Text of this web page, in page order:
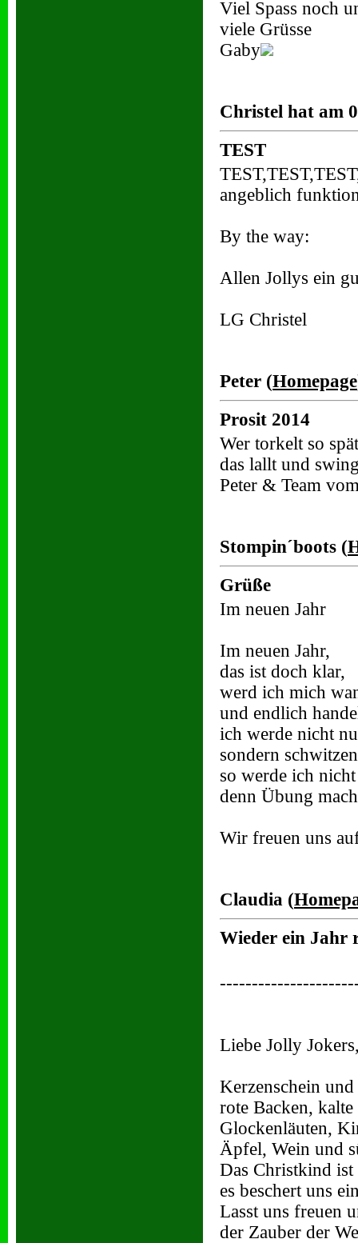
Viel Spass noch
viele Grüsse
Gaby
Christel hat am
TEST
angeblich
By the way:
Allen Jollys ein
LG Christel
Peter (Homepage
Prosit 2014
Wer torkelt so
das lallt und
Peter & Team
Stompin´boots (
Grüße
Im neuen Jahr
Im neuen Jahr,
das ist doch klar,
werd ich mich
und endlich
ich werde nicht
sondern schwitzen
so werde ich
denn Übung
Wir freuen uns
Claudia (
Wieder ein Jahr
Liebe Jolly
Kerzenschein
rote Backen,
Glockenläuten,
Äpfel, Wein und
Das Christkind
es beschert uns
Lasst uns freuen
der Zauber der